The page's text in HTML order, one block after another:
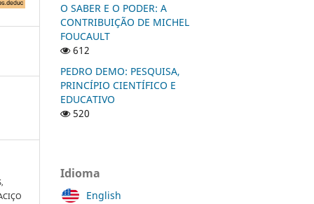
O SABER E O PODER: A
CONTRIBUIÇÃO DE MICHEL
FOUCAULT
612
PEDRO DEMO: PESQUISA,
PRINCÍPIO CIENTÍFICO E
EDUCATIVO
520
Idioma
English